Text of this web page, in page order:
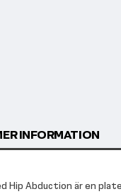
Hip Abduction är en
INFORMATION